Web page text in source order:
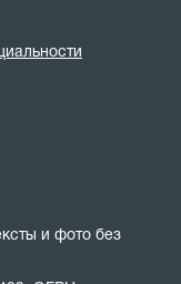
и фото без